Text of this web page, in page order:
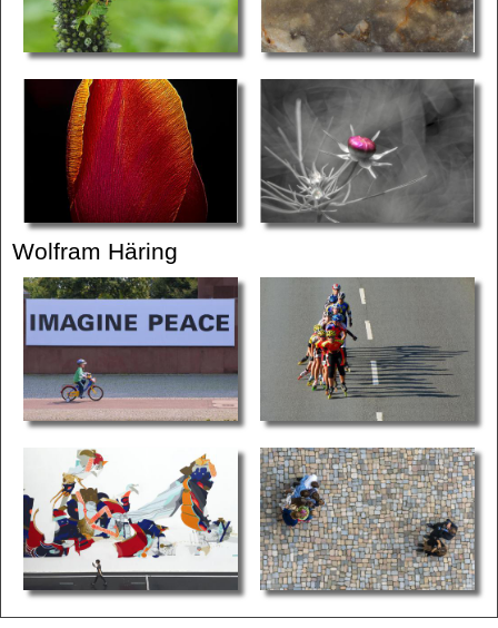
Wolfram Häring